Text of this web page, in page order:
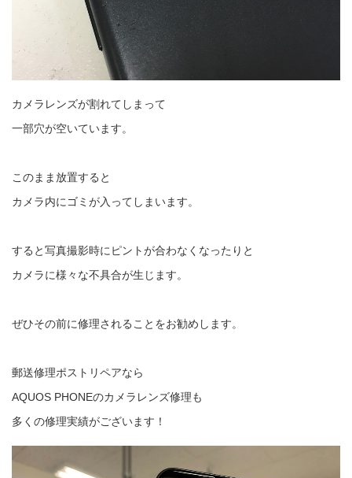
カメラレンズが割れてしまって
一部穴が空いています。
このまま放置すると
カメラ内にゴミが入ってしまいます。
すると写真撮影時にピントが合わなくなったりと
カメラに様々な不具合が生じます。
ぜひその前に修理されることをお勧めします。
郵送修理ポストリペアなら
AQUOS PHONEのカメラレンズ修理も
多くの修理実績がございます！